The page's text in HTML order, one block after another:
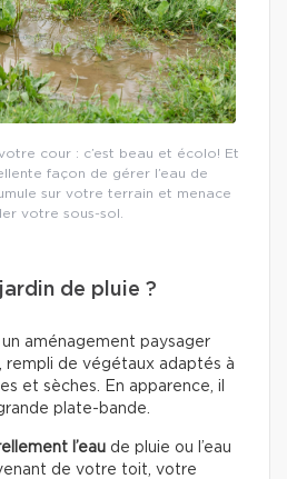
cour : c’est beau et écolo! Et
façon de gérer l’eau de
sur votre terrain et menace
votre sous-sol.
jardin de pluie ?
aménagement paysager
rempli de végétaux adaptés à
et sèches. En apparence, il
plate-bande.
l’eau de pluie ou l’eau
de votre toit, votre